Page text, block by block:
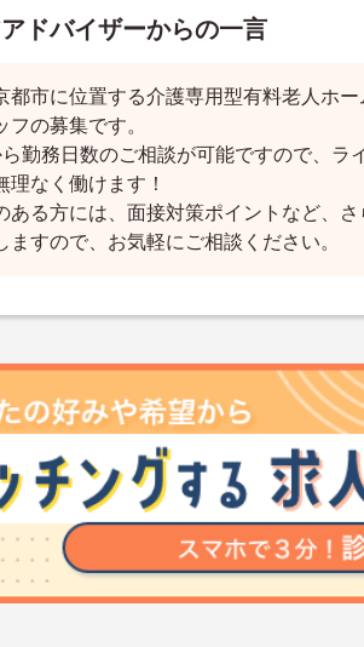
ドバイザーからの一言
都市に位置する介護専用型有料老人ホ
フの募集です。
勤務日数のご相談が可能ですので、ラ
理なく働けます！
ある方には、面接対策ポイントなど、
ますので、お気軽にご相談ください。